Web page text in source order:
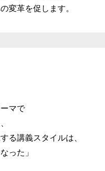
変革を促します。
マで
る講義スタイルは、
った」